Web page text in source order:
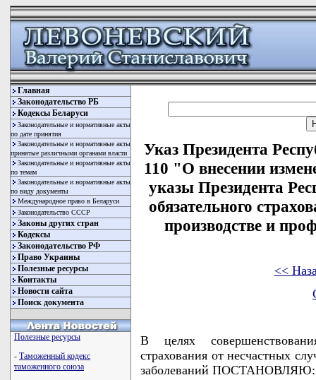
Главная
Законодательство РБ
Кодексы Беларуси
Законодательные и нормативные акты
по дате принятия
Законодательные и нормативные акты
принятые различными органами власти
Законодательные и нормативные акты
по темам
Законодательные и нормативные акты
по виду документы
Международное право в Беларуси
Законодательство СССР
Законы других стран
Кодексы
Законодательство РФ
Право Украины
Полезные ресурсы
Контакты
Новости сайта
Поиск документа
Полезные ресурсы
- Таможенный кодекс
таможенного союза
Указ Президента
110 "О внесении
указы Президента
обязательного
производстве и
<<
В целях
страхования от несчастных
заболеваний ПОСТАНОВЛЯЮ: